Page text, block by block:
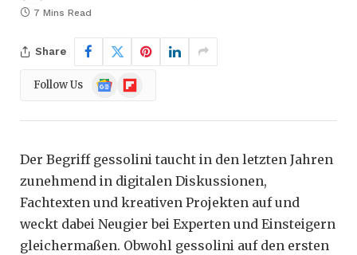
7 Mins Read
Share
Follow Us
Google
News
Flipboard
Der Begriff gessolini taucht in den letzten Jahren
zunehmend in digitalen Diskussionen,
Fachtexten und kreativen Projekten auf und
weckt dabei Neugier bei Experten und Einsteigern
gleichermaßen. Obwohl gessolini auf den ersten